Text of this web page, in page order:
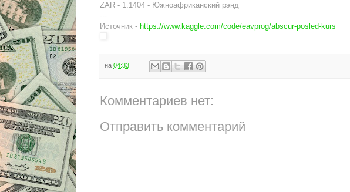
ZAR - 1.1404 - Южноафриканский рэнд
---
Источник - https://www.kaggle.com/code/eavprog/abscur-posled-kurs
на 04:33
Комментариев нет:
Отправить комментарий